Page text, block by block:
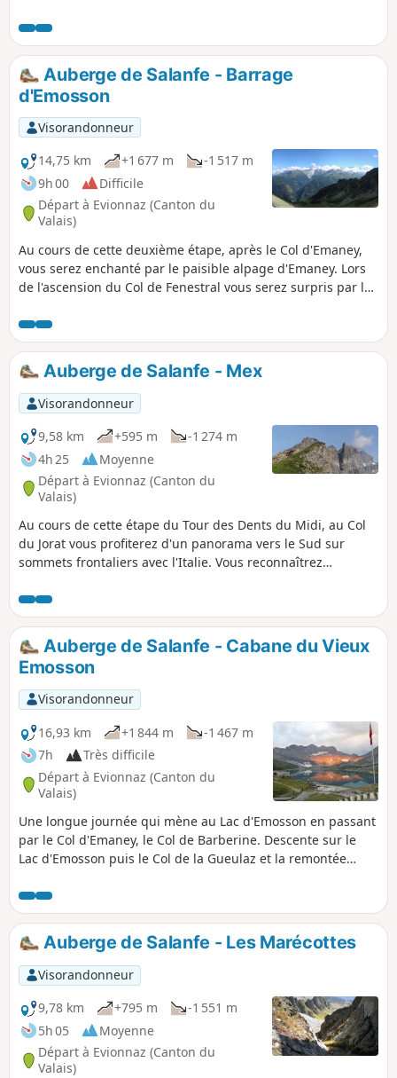
tous, son prolongement jusqu'au Col de
Susanfe est plus alpin mais bien tracé
et balisé et s'ouvre sur de plus vastes
vues. La descente proposée, moins
fréquentée mais finalement plus facile
permet de varier les points de vue sur le
bassin du Lac de Salanfe qu'elle
contourne.
Auberge de Salanfe - Barrage
d'Emosson
Visorandonneur
14,75 km
+1 677 m
-1 517 m
9h 00
Difficile
Départ à Evionnaz (Canton du
Valais)
Au cours de cette deuxième étape, après le Col d'Emaney,
vous serez enchanté par le paisible alpage d'Emaney. Lors
de l'ascension du Col de Fenestral vous serez surpris par la
un grand panorama sur toute la partie Est du massif du
Mont Blanc.
Auberge de Salanfe - Mex
Visorandonneur
9,58 km
+595 m
-1 274 m
4h 25
Moyenne
Départ à Evionnaz (Canton du
Valais)
Au cours de cette étape du Tour des Dents du Midi, au Col
du Jorat vous profiterez d'un panorama vers le Sud sur
sommets frontaliers avec l'Italie. Vous reconnaîtrez
plongeante sur le Lac de Salanfe, avec en toile de fond le
Dôme de la Sallière. Coté Nord, c'est la vallée du Rhône qui
vous attend. Au petit village de Mex, niché sur un plateau,
plusieurs belvédères vous réserveront une vue sur les
villages de la Vallée, jusqu'au Lac Léman.
Auberge de Salanfe - Cabane du Vieux
Emosson
Visorandonneur
16,93 km
+1 844 m
-1 467 m
7h
Très difficile
Départ à Evionnaz (Canton du
Valais)
Une longue journée qui mène au Lac d'Emosson en passant
par le Col d'Emaney, le Col de Barberine. Descente sur le
Lac d'Emosson puis le Col de la Gueulaz et la remontée
Auberge de Salanfe - Les Marécottes
Visorandonneur
9,78 km
+795 m
-1 551 m
5h 05
Moyenne
Départ à Evionnaz (Canton du
Valais)